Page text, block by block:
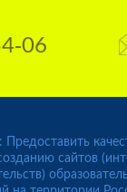
06
сайтов